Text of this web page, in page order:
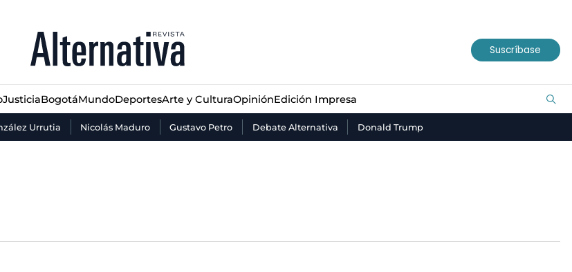
Suscríbase
JusticiaBogotáMundoDeportesArte y CulturaOpiniónEdición Impresa
Urrutia Nicolás Maduro Gustavo Petro Debate Alternativa Donald Trump
JusticiaBogotáMundo Deportes Arte y Cultura